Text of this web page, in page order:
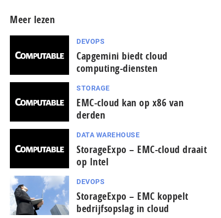
Meer lezen
DEVOPS
Capgemini biedt cloud
computing-diensten
STORAGE
EMC-cloud kan op x86 van
derden
DATA WAREHOUSE
StorageExpo – EMC-cloud draait
op Intel
DEVOPS
StorageExpo – EMC koppelt
bedrijfsopslag in cloud